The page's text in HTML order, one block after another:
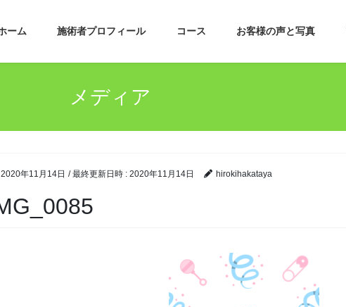
ーム 施術者プロフィール コース お客様の声と写真
メディア
2020年11月14日 / 最終更新日時 : 2020年11月14日 hirokihakataya